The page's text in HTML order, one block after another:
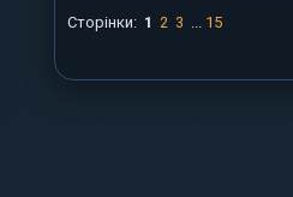
Сторінки: 1 2 3 ... 15